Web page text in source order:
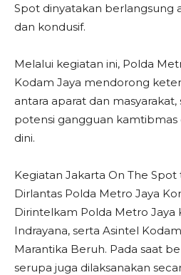
Spot dinyatakan berlangsung
dan kondusif.
Melalui kegiatan ini, Polda
Kodam Jaya mendorong
antara aparat dan
potensi gangguan kamtibmas
dini.
Kegiatan Jakarta On The
Dirlantas Polda Metro Jaya
Dirintelkam Polda Metro Jaya
Indrayana, serta Asintel
Marantika Beruh. Pada saat
serupa juga dilaksanakan